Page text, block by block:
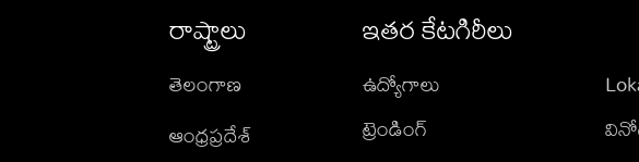
రాష్ట్రాలు
తెలంగాణ
ఆంధ్రప్రదేశ్
ఇతర కేటగిరీలు
ఉద్యోగాలు
ట్రెండింగ్